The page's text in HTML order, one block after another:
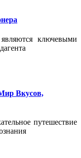
ключевыми
Вкусов,
путешествие